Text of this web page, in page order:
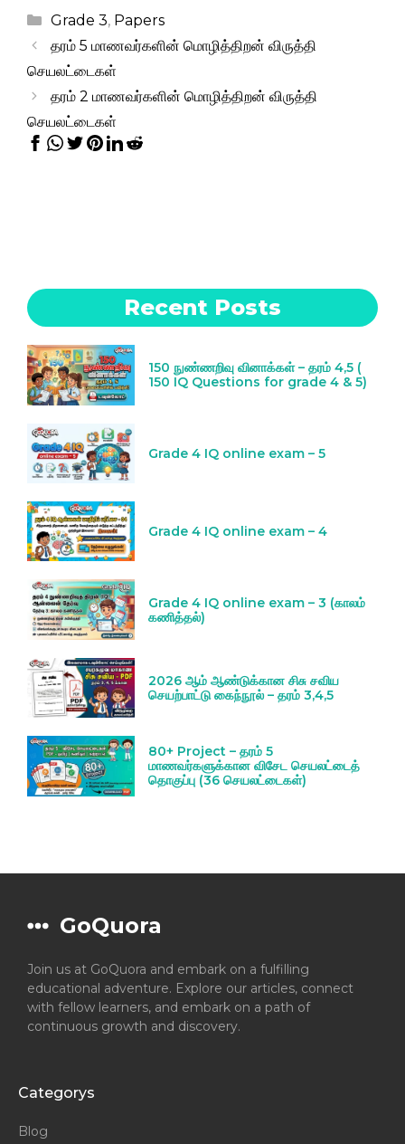
Categories
Grade 3, Papers
தரம் 5 மாணவர்களின் மொழித்திறன் விருத்தி
செயலட்டைகள்
தரம் 2 மாணவர்களின் மொழித்திறன் விருத்தி
செயலட்டைகள்
Recent Posts
150 நுண்ணறிவு வினாக்கள் – தரம் 4,5 (
150 IQ Questions for grade 4 & 5)
Grade 4 IQ online exam – 5
Grade 4 IQ online exam – 4
Grade 4 IQ online exam – 3 (காலம்
கணித்தல்)
2026 ஆம் ஆண்டுக்கான சிசு சவிய
செயற்பாட்டு கைந்நூல் – தரம் 3,4,5
80+ Project – தரம் 5
மாணவர்களுக்கான விசேட செயலட்டைத்
தொகுப்பு (36 செயலட்டைகள்)
GoQuora
Join us at GoQuora and embark on a fulfilling
educational adventure. Explore our articles, connect
with fellow learners, and embark on a path of
continuous growth and discovery.
Categorys
Blog